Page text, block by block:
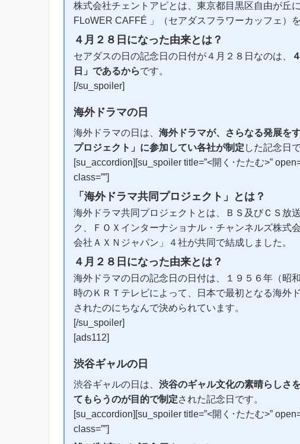
株式会社チェントアピとは、東京都目黒区自由が丘
FLoWER CAFFÉ 」（セアダスフラワーカッフェ）
４月２８日になった由来とは？
セアダスの日の記念日の日付が４月２８日なのは、
日」であるからです。
[/su_spoiler]
海外ドラマの日
海外ドラマの日は、 海外ドラマが、さらなる発展を
プロジェクト」に参加してい各社が制定 した記念日で
[su_accordion][su_spoiler title=”<開く･たたむ>”
class=””]
「海外ドラマ共同プロジェクト」とは？
海外ドラマ共同プロジェクトとは、ＢＳ及びＣＳ放
ク、ＦＯＸインターナショナル・チャンネルズ株式
会社ＡＸＮジャパン」４社が共同で結成しました。
４月２８日になった由来とは？
海外ドラマの日の記念日の日付は、１９５６年（昭
時のＫＲＴテレビによって、日本で最初となる海外
されたのにちなんで決められています。
[/su_spoiler]
[ads112]
渋谷ギャルの日
渋谷ギャルの日は、 渋谷のギャル文化の素晴らしさ
てもらうのが目的で制定された記念日です。
[su_accordion][su_spoiler title=”<開く･たたむ>”
class=””]